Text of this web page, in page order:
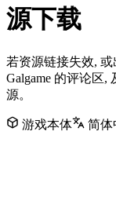
源下载
若资源链接失效,
Galgame 的评论区
源。
游戏本体 简体